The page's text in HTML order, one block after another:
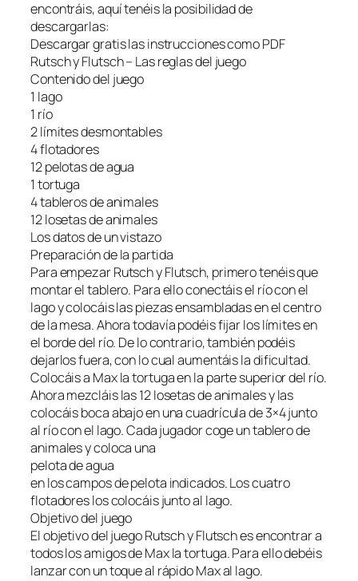
encontráis, aquí tenéis la posibilidad de
descargarlas:
Descargar gratis las instrucciones como PDF
Rutsch y Flutsch – Las reglas del juego
Contenido del juego
1 lago
1 río
2 límites desmontables
4 flotadores
12 pelotas de agua
1 tortuga
4 tableros de animales
12 losetas de animales
Los datos de un vistazo
Preparación de la partida
Para empezar Rutsch y Flutsch, primero tenéis que
montar el tablero. Para ello conectáis el río con el
lago y colocáis las piezas ensambladas en el centro
de la mesa. Ahora todavía podéis fijar los límites en
el borde del río. De lo contrario, también podéis
dejarlos fuera, con lo cual aumentáis la dificultad.
Colocáis a Max la tortuga en la parte superior del río.
Ahora mezcláis las 12 losetas de animales y las
colocáis boca abajo en una cuadrícula de 3×4 junto
al río con el lago. Cada jugador coge un tablero de
animales y coloca una
pelota de agua
en los campos de pelota indicados. Los cuatro
flotadores los colocáis junto al lago.
Objetivo del juego
El objetivo del juego Rutsch y Flutsch es encontrar a
todos los amigos de Max la tortuga. Para ello debéis
lanzar con un toque al rápido Max al lago.